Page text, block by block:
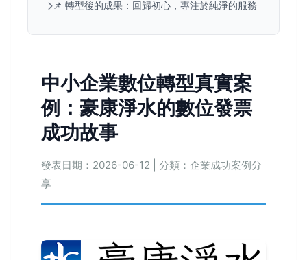
📌 轉型後的成果：回歸初心，專注於純淨的服務
中小企業數位轉型真實案
例：豪康淨水的數位發票
成功故事
發表日期：2026-06-12 | 分類：企業成功案例分
享